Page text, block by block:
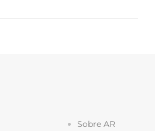
Sobre AR